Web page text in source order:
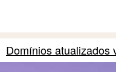
Domínios atualizados